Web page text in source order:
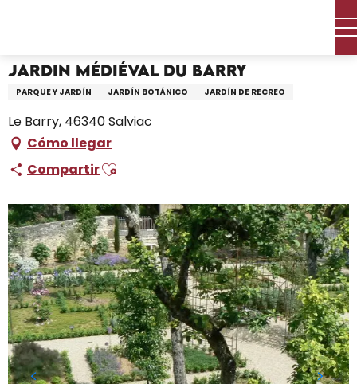
principal
Jardin Médiéval du Barry
PARQUE Y JARDÍN JARDÍN BOTÁNICO JARDÍN DE RECREO
Le Barry, 46340 Salviac
Cómo llegar
CompartirAjouter aux favoris